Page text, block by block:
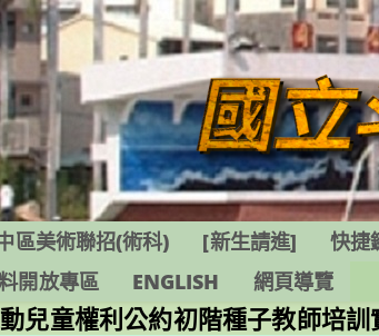
區美術聯招(術科) [新生請進] 快捷
開放專區
ENGLISH 網頁導覽
兒童權利公約初階種子教師培